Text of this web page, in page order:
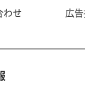
わせ
広